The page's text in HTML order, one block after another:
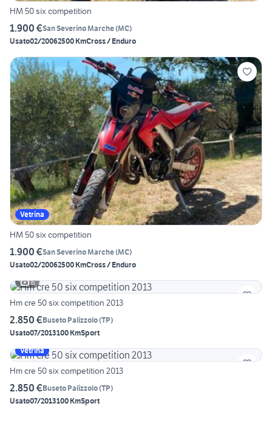
HM 50 six competition
1.900 €San Severino Marche(MC)
Usato02/20062500 KmCross / Enduro
Vetrina
HM 50 six competition
1.900 €San Severino Marche(MC)
Usato02/20062500 KmCross / Enduro
6
Hm cre 50 six competition 2013
2.850 €Buseto Palizzolo(TP)
Usato07/2013100 KmSport
Vetrina
Hm cre 50 six competition 2013
2.850 €Buseto Palizzolo(TP)
Usato07/2013100 KmSport